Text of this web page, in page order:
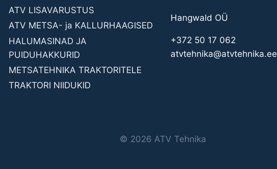
ATV LISAVARUSTUS
ATV METSA- ja KALLURHAAGISED
HALUMASINAD JA
PUIDUHAKKURID
METSATEHNIKA TRAKTORITELE
TRAKTORI NIIDUKID
Hangwald OÜ
+372 50 17 062
atvtehnika@atvtehnika.ee
© 2026 ATV Tehnika